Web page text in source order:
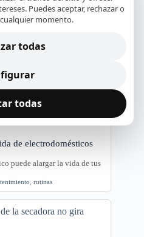
de electrodomésticos en
la humedad…
de electrodomésticos
puede alargar la vida de tus
rutinas
Puedes aceptar, rechazar o
momento.
todas
todas